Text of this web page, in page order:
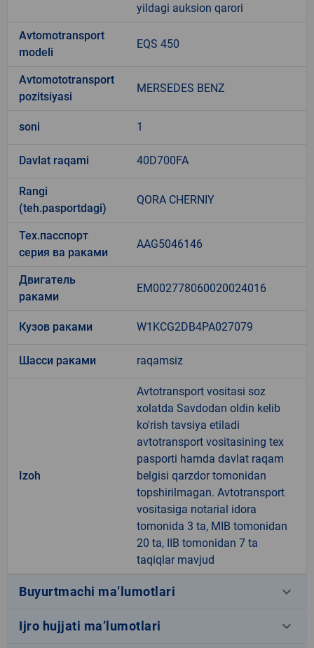
yildagi auksion qarori
Avtomotransport
modeli
EQS 450
Avtomototransport
pozitsiyasi
MERSEDES BENZ
soni 1
Davlat raqami 40D700FA
Rangi
(teh.pasportdagi)
QORA CHERNIY
Тех.пасспорт
серия ва раками
AAG5046146
Двигатель
раками
EM002778060020024016
Кузов раками W1KCG2DB4PA027079
Шасси раками raqamsiz
Izoh
Avtotransport vositasi soz
xolatda Savdodan oldin kelib
ko'rish tavsiya etiladi
avtotransport vositasining tex
pasporti hamda davlat raqam
belgisi qarzdor tomonidan
topshirilmagan. Avtotransport
vositasiga notarial idora
tomonida 3 ta, MIB tomonidan
20 ta, IIB tomonidan 7 ta
taqiqlar mavjud
Buyurtmachi ma’lumotlari keyboard_arrow_down
Ijro hujjati ma’lumotlari keyboard_arrow_down